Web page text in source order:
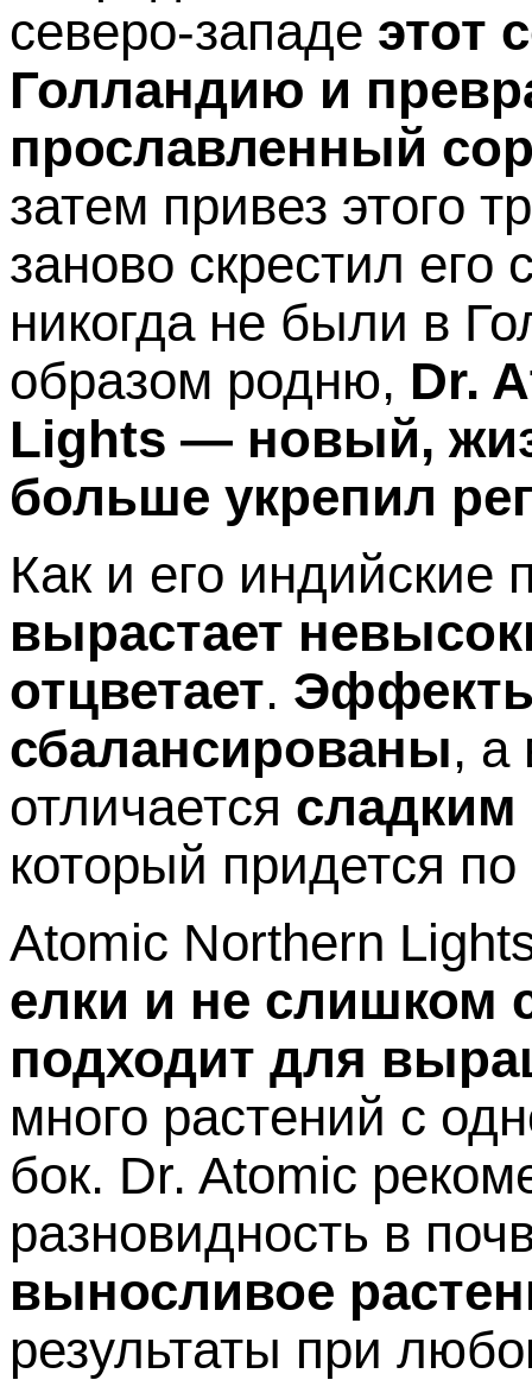
северо-западе этот
Голландию и
прославленный
затем привез этого
заново скрестил
никогда не были в
образом родню, Dr.
Lights — новый,
больше укрепил
Как и его индийские
вырастает
отцветает. Эффекты
сбалансированы, а
отличается
который придется по
Atomic Northern
елки и не слишком
подходит для
много растений с
бок. Dr. Atomic
разновидность в
выносливое
результаты при